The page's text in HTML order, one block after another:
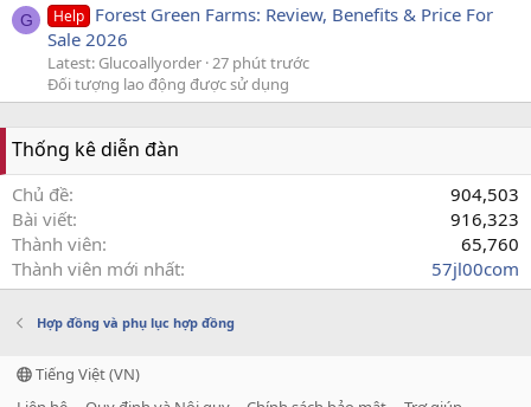
G Help Forest Green Farms: Review, Benefits & Price For
Sale 2026
Latest: Glucoallyorder 27 phút trước
Đối tượng lao động được sử dụng
Thống kê diễn đàn
Chủ đề
904,503
Bài viết
916,323
Thành viên
65,760
Thành viên mới nhất
57jl00com
Hợp đồng và phụ lục hợp đồng
Tiếng Việt (VN)